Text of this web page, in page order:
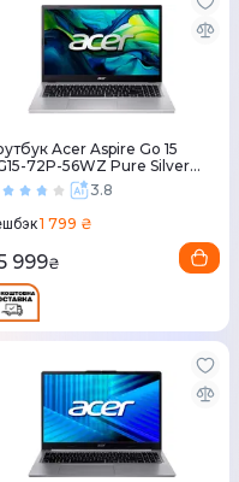
Acer Aspire Go 15
72P-56WZ Pure Silver
3.8
1 799 ₴
999₴